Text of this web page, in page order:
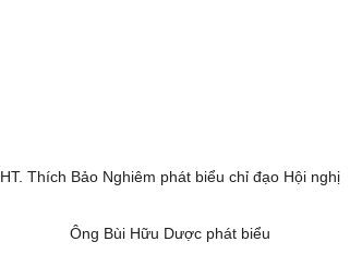
HT. Thích Bảo Nghiêm phát biểu chỉ đạo Hội nghị
Ông Bùi Hữu Dược phát biểu